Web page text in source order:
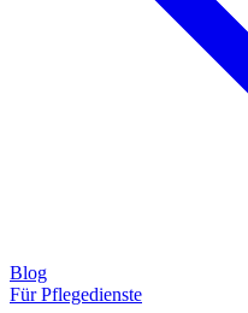
Blog
Für Pflegedienste